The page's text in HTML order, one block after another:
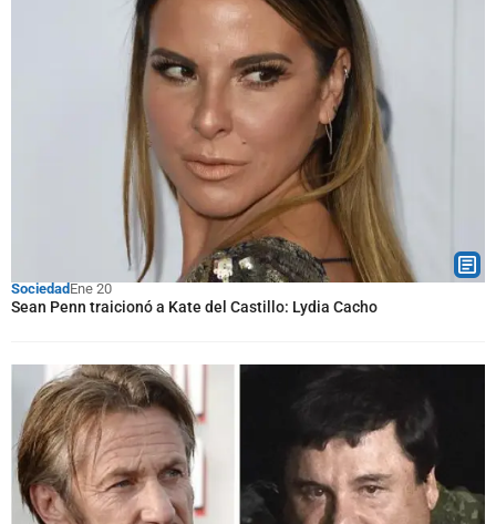
SociedadEne 20
Sean Penn traicionó a Kate del Castillo: Lydia Cacho